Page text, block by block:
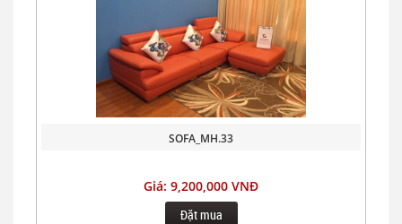
SOFA_MH.33
Giá: 9,200,000 VNĐ
Đặt mua